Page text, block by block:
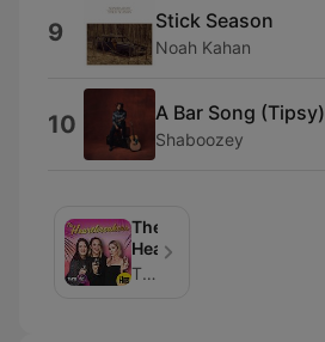
9 Stick Season
Noah Kahan
10 A Bar Song (Tipsy)
Shaboozey
The
Heartbreakers
The Hits